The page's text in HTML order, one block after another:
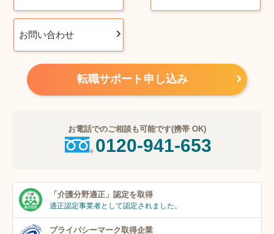
お問い合わせ
転職サポート申し込み
お電話でのご相談も可能です(携帯 OK)
0120-941-653
「介護分野適正」 認定を取得
適正認定事業者として認定されました。
プライバシーマーク取得企業